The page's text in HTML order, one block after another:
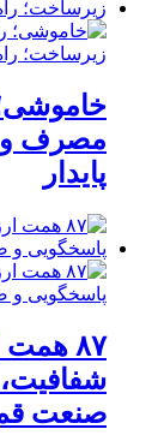
مصرف و
پایدار
۸۷
شفافیت،
صنعت